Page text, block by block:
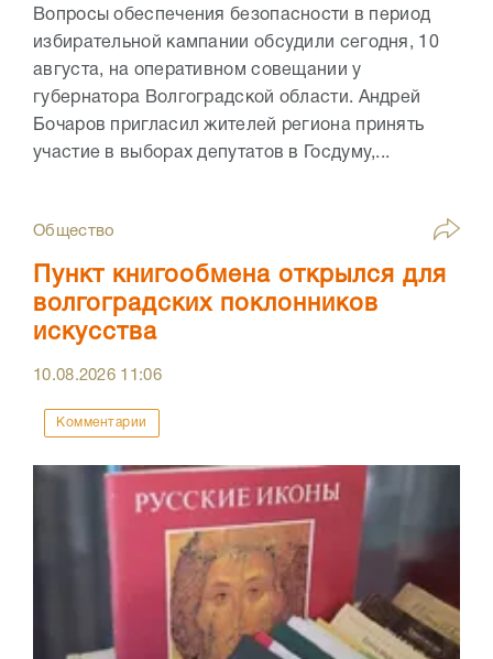
Вопросы обеспечения безопасности в период
избирательной кампании обсудили сегодня, 10
августа, на оперативном совещании у
губернатора Волгоградской области. Андрей
Бочаров пригласил жителей региона принять
участие в выборах депутатов в Госдуму,...
Общество
Пункт книгообмена открылся для
волгоградских поклонников
искусства
10.08.2026 11:06
Комментарии